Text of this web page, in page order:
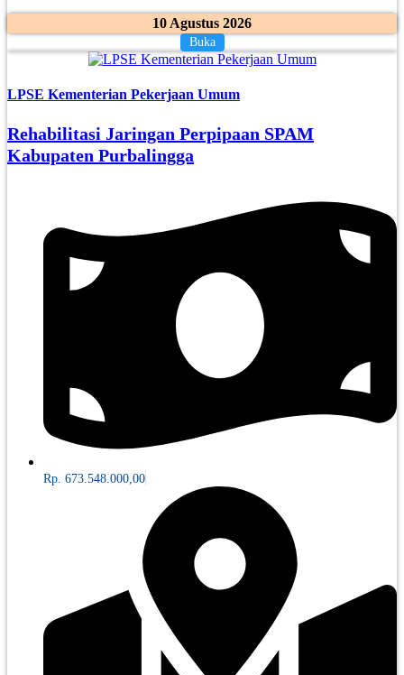
10 Agustus 2026
Buka
LPSE Kementerian Pekerjaan Umum
Rehabilitasi Jaringan Perpipaan SPAM
Kabupaten Purbalingga
Rp. 673.548.000,00